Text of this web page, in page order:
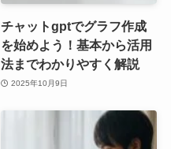
チャットgptでグラフ作成
を始めよう！基本から活用
法までわかりやすく解説
2025年10月9日